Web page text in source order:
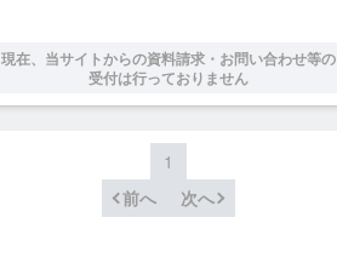
現在、当サイトからの資料請求・お問い合わせ等の
受付は行っておりません
1
前へ
次へ